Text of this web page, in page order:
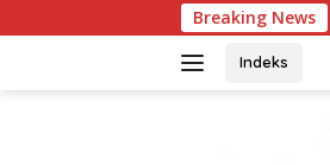
ke
Breaking News
Indeks